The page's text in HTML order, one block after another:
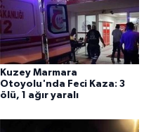
Kuzey Marmara
Otoyolu'nda Feci Kaza: 3
ölü, 1 ağır yaralı